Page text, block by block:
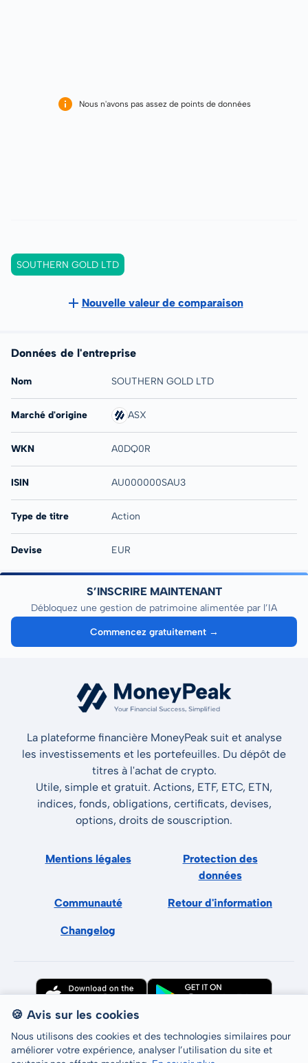
Nous n'avons pas assez de points de données
SOUTHERN GOLD LTD
Nouvelle valeur de comparaison
Données de l'entreprise
Nom SOUTHERN GOLD LTD
Marché d'origine ASX
WKN A0DQ0R
ISIN AU000000SAU3
Type de titre Action
Devise EUR
S’INSCRIRE MAINTENANT
Débloquez une gestion de patrimoine alimentée par l’IA
Commencez gratuitement →
La plateforme financière MoneyPeak suit et analyse
les investissements et les portefeuilles. Du dépôt de
titres à l'achat de crypto.
Utile, simple et gratuit. Actions, ETF, ETC, ETN,
indices, fonds, obligations, certificats, devises,
options, droits de souscription.
Mentions légales
Protection des
données
Communauté Retour d'information
Changelog
🍪 Avis sur les cookies
Nous utilisons des cookies et des technologies similaires pour
améliorer votre expérience, analyser l’utilisation du site et